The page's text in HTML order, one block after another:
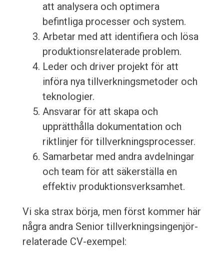
att analysera och optimera
befintliga processer och system.
Arbetar med att identifiera och lösa
produktionsrelaterade problem.
Leder och driver projekt för att
införa nya tillverkningsmetoder och
teknologier.
Ansvarar för att skapa och
upprätthålla dokumentation och
riktlinjer för tillverkningsprocesser.
Samarbetar med andra avdelningar
och team för att säkerställa en
effektiv produktionsverksamhet.
Vi ska strax börja, men först kommer här
några andra Senior tillverkningsingenjör-
relaterade CV-exempel: